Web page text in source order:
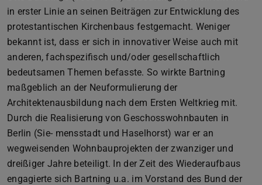
in erster Linie an seinen Beiträgen zur Entwicklung des
protestantischen Kirchenbaus festgemacht. Weniger
bekannt ist, dass er sich in innovativer Weise auch mit
anderen, fachspezifisch und/oder gesellschaftlich
bedeutsamen Themen befasste. So wirkte Bartning
maßgeblich an der Neuformulierung der
Architektenausbildung nach dem Ersten Weltkrieg mit.
Durch die Realisierung von Geschosswohnbauten in
Berlin (Sie- mensstadt und Haselhorst) war er an
wegweisenden Wohnbauprojekten der zwanziger und
dreißiger Jahre beteiligt. In der Zeit des Wiederaufbaus
engagierte sich Bartning u.a. im Vorstand des Bund der